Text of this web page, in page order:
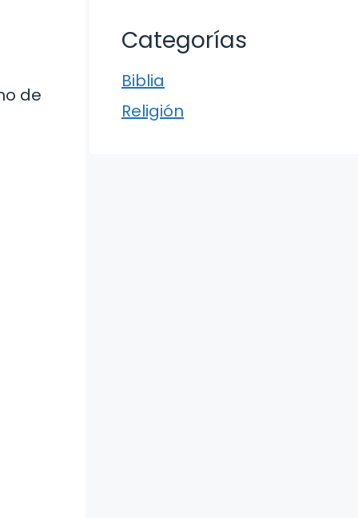
de
Categorías
Biblia
Religión